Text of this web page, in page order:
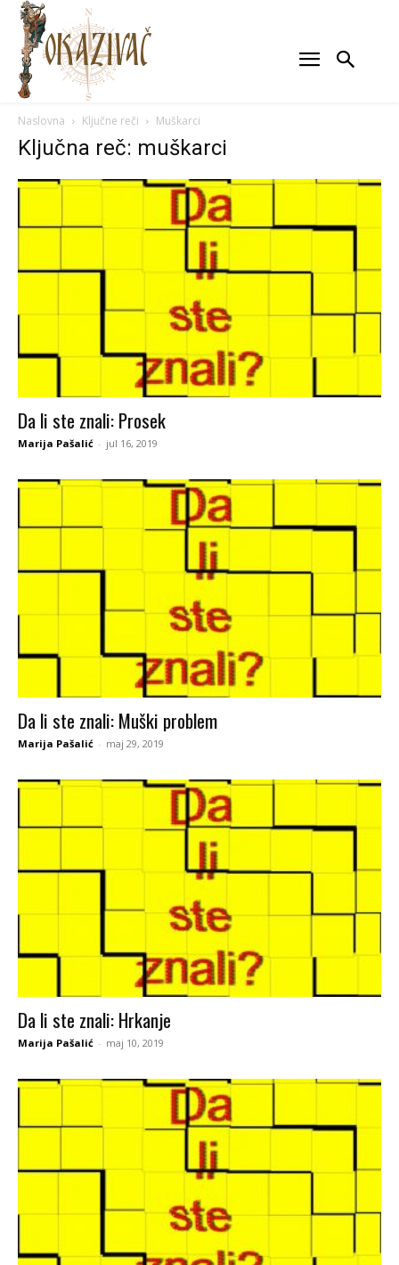
Naslovna Ključne reči Muškarci
Ključna reč: muškarci
Da li ste znali: Prosek
Marija Pašalić - jul 16, 2019
Da li ste znali: Muški problem
Marija Pašalić - maj 29, 2019
Da li ste znali: Hrkanje
Marija Pašalić - maj 10, 2019